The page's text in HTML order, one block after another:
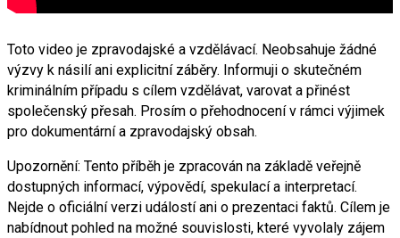
Toto video je zpravodajské a vzdělávací. Neobsahuje žádné
výzvy k násilí ani explicitní záběry. Informuji o skutečném
kriminálním případu s cílem vzdělávat, varovat a přinést
společenský přesah. Prosím o přehodnocení v rámci výjimek
pro dokumentární a zpravodajský obsah.
Upozornění: Tento příběh je zpracován na základě veřejně
dostupných informací, výpovědí, spekulací a interpretací.
Nejde o oficiální verzi událostí ani o prezentaci faktů. Cílem je
nabídnout pohled na možné souvislosti, které vyvolaly zájem